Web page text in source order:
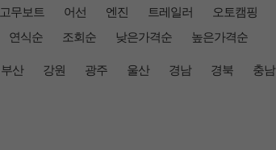
고무보트 어선 엔진 트레일러 오토캠핑
연식순 조회순 낮은가격순 높은가격순
부산 강원 광주 울산 경남 경북 충남